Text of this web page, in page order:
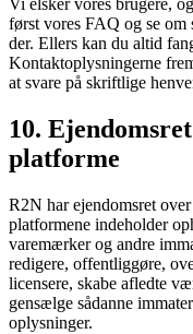
Vi elsker vores brugere,
først vores FAQ og se om
der. Ellers kan du altid
Kontaktoplysningerne
at svare på skriftlige
10.
platforme
R2N har ejendomsret
platformene indeholder
varemærker og andre
redigere, offentliggøre,
licensere, skabe afledte
gensælge sådanne
oplysninger.